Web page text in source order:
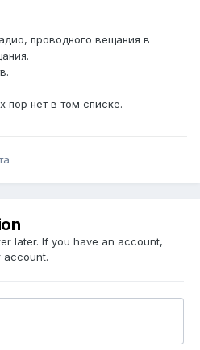
проводного вещания в
пор нет в том списке.
later. If you have an account,
account.